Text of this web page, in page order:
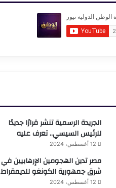
الجريدة الرسمية تنشر قرارًا جديدًا
للرئيس السيسي.. تعرف عليه
12 أغسطس، 2024
مصر تدين الهجومين الإرهابيين في
شرق جمهورية الكونغو للديمقراط
12 أغسطس، 2024